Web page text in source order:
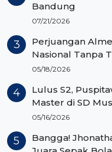
Bandung
07/21/2026
Perjuangan
Nasional Tanpa
05/18/2026
Lulus S2,
Master di SD
05/16/2026
Bangga!